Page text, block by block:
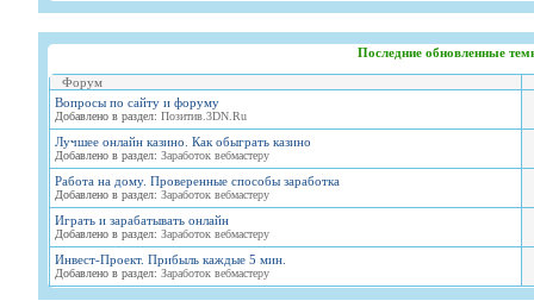
Последние обновленные
Форум
Вопросы по сайту и форуму
Добавлено в раздел: Позитив.3DN.Ru
Лучшее онлайн казино. Как обыграть казино
Добавлено в раздел: Заработок вебмастеру
Работа на дому. Проверенные способы заработка
Добавлено в раздел: Заработок вебмастеру
Играть и зарабатывать онлайн
Добавлено в раздел: Заработок вебмастеру
Инвест-Проект. Прибыль каждые 5 мин.
Добавлено в раздел: Заработок вебмастеру